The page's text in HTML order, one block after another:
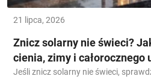
21 lipca, 2026
Znicz solarny nie świeci?
cienia, zimy i całorocznego
Jeśli znicz solarny nie świeci,